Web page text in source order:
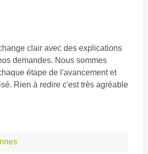
clair avec des explications
demandes. Nous sommes
étape de l'avancement et
Rien à redire c'est très agréable